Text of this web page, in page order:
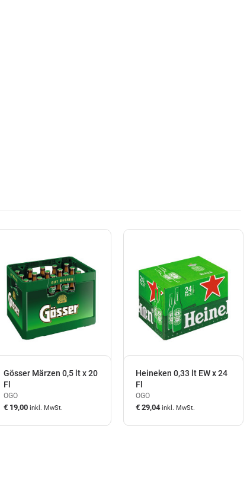
Gösser Märzen 0,5 lt x 20
Fl
OGO
€ 19,00 inkl. MwSt.
Heineken 0,33 lt EW x 24
Fl
OGO
€ 29,04 inkl. MwSt.